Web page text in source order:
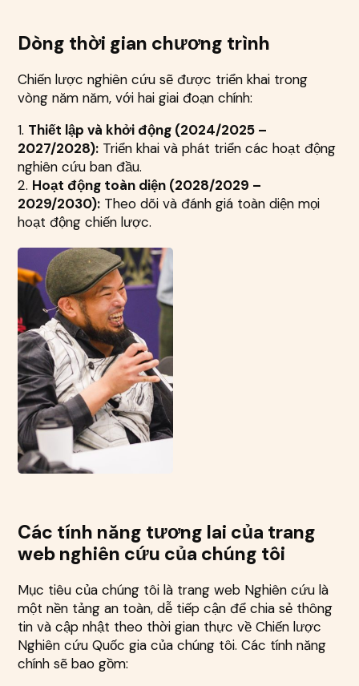
Dòng thời gian chương trình
Chiến lược nghiên cứu sẽ được triển khai trong
vòng năm năm, với hai giai đoạn chính:
1. Thiết lập và khởi động (2024/2025 –
2027/2028): Triển khai và phát triển các hoạt động
nghiên cứu ban đầu.
2. Hoạt động toàn diện (2028/2029 –
2029/2030): Theo dõi và đánh giá toàn diện mọi
hoạt động chiến lược.
Các tính năng tương lai của trang
web nghiên cứu của chúng tôi
Mục tiêu của chúng tôi là trang web Nghiên cứu là
một nền tảng an toàn, dễ tiếp cận để chia sẻ thông
tin và cập nhật theo thời gian thực về Chiến lược
Nghiên cứu Quốc gia của chúng tôi. Các tính năng
chính sẽ bao gồm: